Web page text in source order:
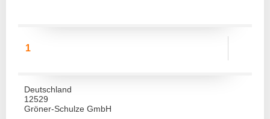
1
Deutschland
12529
Gröner-Schulze GmbH